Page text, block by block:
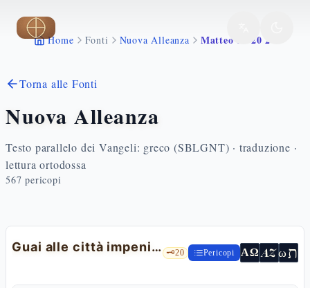
Vai al contenuto principale
Home Fonti Nuova Alleanza Matteo 11 20 24
Torna alle Fonti
Nuova Alleanza
Testo parallelo dei Vangeli: greco (SBLGNT) · traduzione ·
lettura ortodossa
567 pericopi
Guai alle città impenitenti 🗝️20 Pericopi ΑΩ AZωת